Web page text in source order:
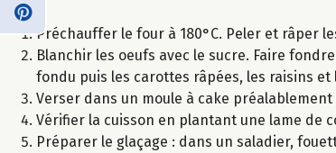
Préchauffer le four à 180°C. Peler et râper
Blanchir les oeufs avec le sucre. Faire
fondu puis les carottes râpées, les raisins et
Verser dans un moule à cake
Vérifier la cuisson en plantant une lame de
Préparer le glaçage : dans un saladier,